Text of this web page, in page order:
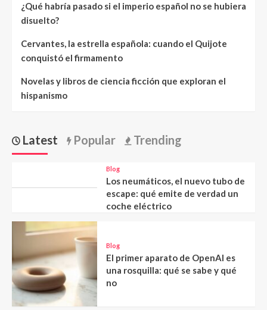
¿Qué habría pasado si el imperio español no se hubiera
disuelto?
Cervantes, la estrella española: cuando el Quijote
conquistó el firmamento
Novelas y libros de ciencia ficción que exploran el
hispanismo
Latest Popular Trending
Blog
Los neumáticos, el nuevo tubo de
escape: qué emite de verdad un
coche eléctrico
Blog
El primer aparato de OpenAI es
una rosquilla: qué se sabe y qué
no